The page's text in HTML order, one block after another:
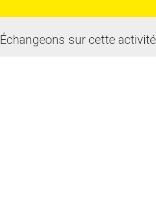
Échangeons sur cette activité